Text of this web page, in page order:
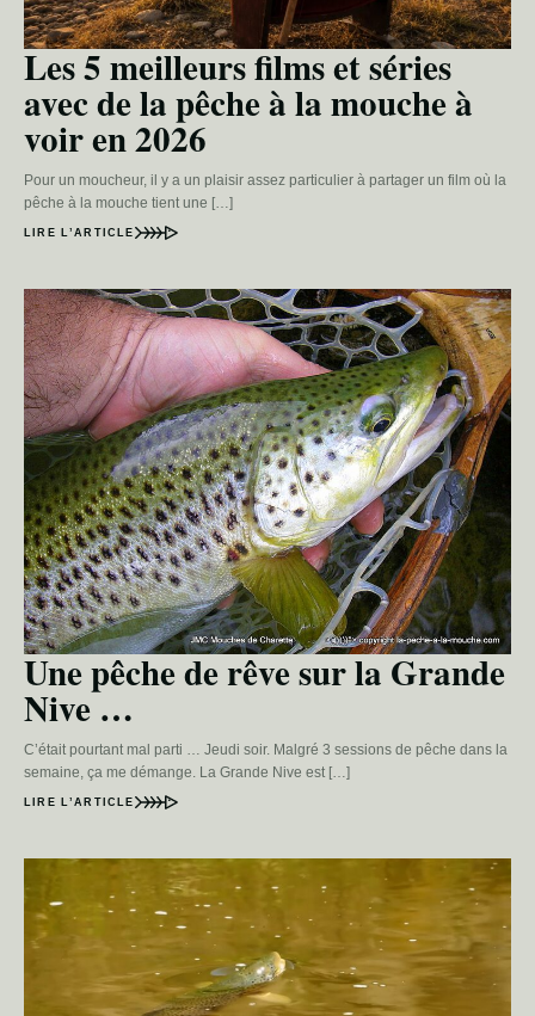
Les 5 meilleurs films et séries
avec de la pêche à la mouche à
voir en 2026
Pour un moucheur, il y a un plaisir assez particulier à partager un film où la
pêche à la mouche tient une […]
LIRE L’ARTICLE
Une pêche de rêve sur la Grande
Nive …
C’était pourtant mal parti … Jeudi soir. Malgré 3 sessions de pêche dans la
semaine, ça me démange. La Grande Nive est […]
LIRE L’ARTICLE